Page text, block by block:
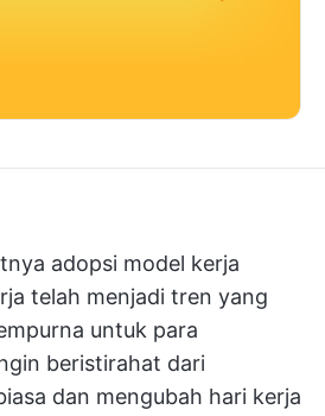
adopsi model kerja
telah menjadi tren yang
untuk para
beristirahat dari
dan mengubah hari kerja